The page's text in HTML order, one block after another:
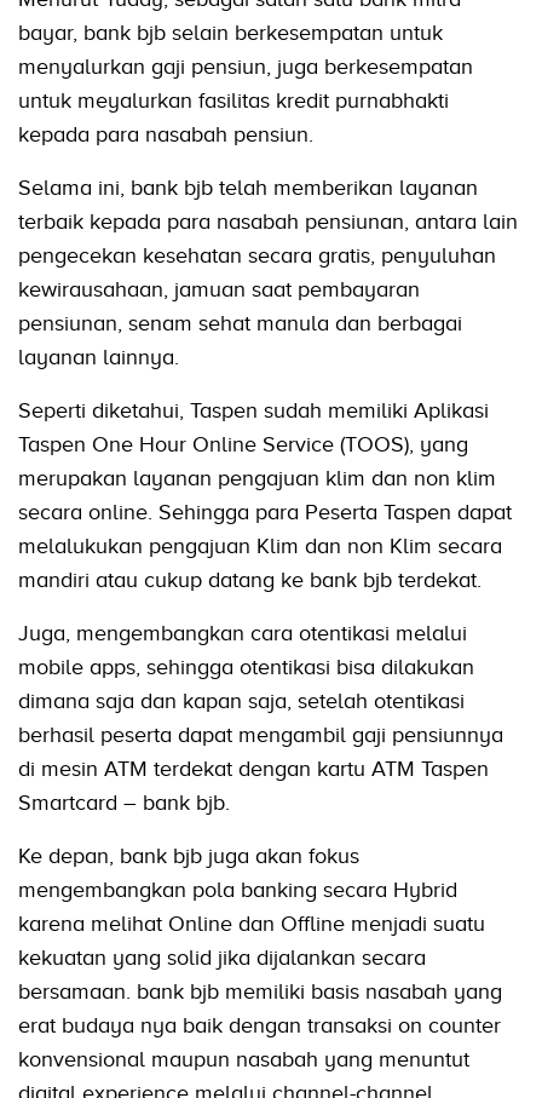
bayar, bank bjb selain berkesempatan untuk
menyalurkan gaji pensiun, juga berkesempatan
untuk meyalurkan fasilitas kredit purnabhakti
kepada para nasabah pensiun.
Selama ini, bank bjb telah memberikan layanan
terbaik kepada para nasabah pensiunan, antara lain
pengecekan kesehatan secara gratis, penyuluhan
kewirausahaan, jamuan saat pembayaran
pensiunan, senam sehat manula dan berbagai
layanan lainnya.
Seperti diketahui, Taspen sudah memiliki Aplikasi
Taspen One Hour Online Service (TOOS), yang
merupakan layanan pengajuan klim dan non klim
secara online. Sehingga para Peserta Taspen dapat
melalukukan pengajuan Klim dan non Klim secara
mandiri atau cukup datang ke bank bjb terdekat.
Juga, mengembangkan cara otentikasi melalui
mobile apps, sehingga otentikasi bisa dilakukan
dimana saja dan kapan saja, setelah otentikasi
berhasil peserta dapat mengambil gaji pensiunnya
di mesin ATM terdekat dengan kartu ATM Taspen
Smartcard – bank bjb.
Ke depan, bank bjb juga akan fokus
mengembangkan pola banking secara Hybrid
karena melihat Online dan Offline menjadi suatu
kekuatan yang solid jika dijalankan secara
bersamaan. bank bjb memiliki basis nasabah yang
erat budaya nya baik dengan transaksi on counter
konvensional maupun nasabah yang menuntut